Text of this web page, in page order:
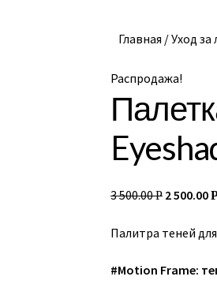
Главная /Уход за
Распродажа!
3 500.00Р 2 500.00
Палитра теней
#Motion Frame: